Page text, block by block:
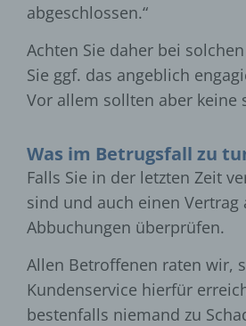
abgeschlossen.“
Achten Sie daher bei
Sie ggf. das angeblich
Vor allem sollten aber keine
Was im Betrugsfall zu
Falls Sie in der letzten Zeit
sind und auch einen Vertrag
Abbuchungen überprüfen.
Allen Betroffenen raten wir,
Kundenservice hierfür
bestenfalls niemand zu